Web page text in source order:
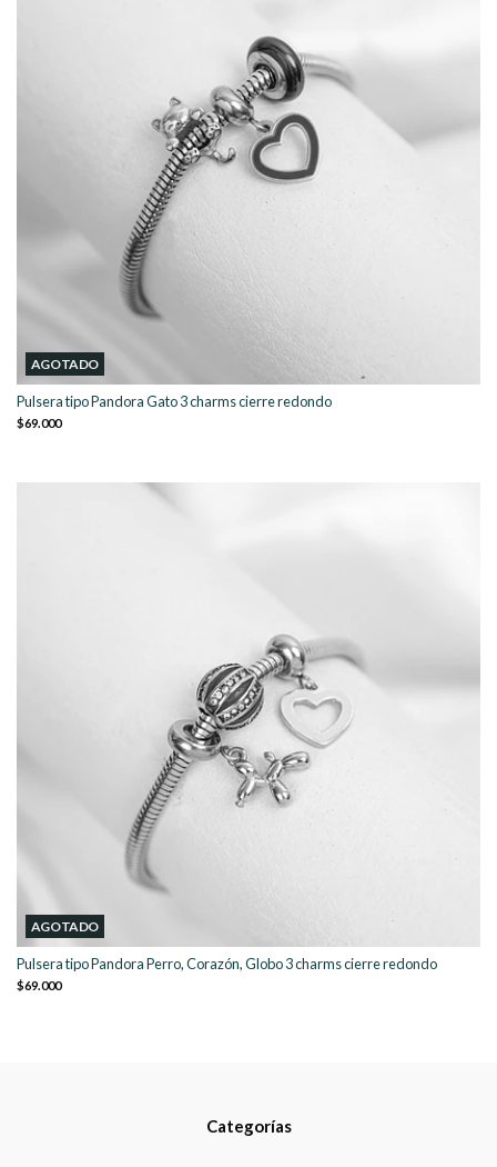
AGOTADO
Pulsera tipo Pandora Gato 3 charms cierre redondo
$69.000
AGOTADO
Pulsera tipo Pandora Perro, Corazón, Globo 3 charms cierre redondo
$69.000
Categorías